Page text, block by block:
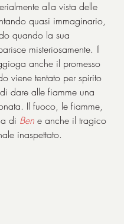
alla vista delle
quasi immaginario,
quando la sua
misteriosamente. Il
anche il promesso
viene tentato per spirito
dare alle fiamme una
Il fuoco, le fiamme,
di Ben e anche il tragico
inaspettato.